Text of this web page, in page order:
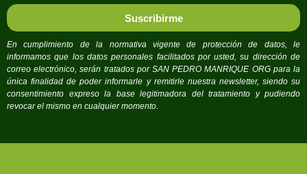
Suscribirme
En cumplimiento de la normativa vigente de protección de datos, le
informamos que los datos personales facilitados por usted, su dirección de
correo electrónico, serán tratados por SAN PEDRO MANRIQUE ORG para la
única finalidad de poder informarle y remitirle nuestra newsletter, siendo su
consentimiento expreso la base legitimadora del tratamiento y pudiendo
revocar el mismo en cualquier momento.